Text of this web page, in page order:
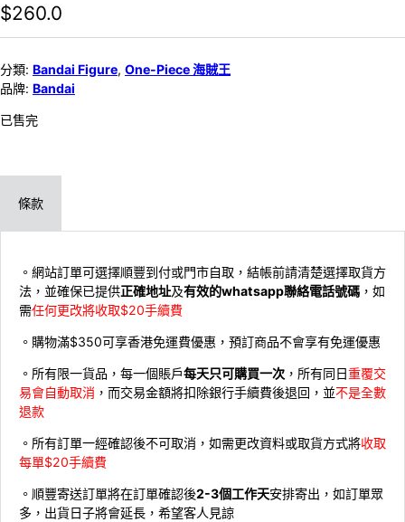
$260.0
分類: Bandai Figure, One-Piece 海賊王
品牌: Bandai
已售完
條款
。網站訂單可選擇順豐到付或門市自取，結帳前請清楚選擇取貨方
法，並確保已提供正確地址及有效的whatsapp聯絡電話號碼 ，如
需任何更改將收取$20手續費
。購物滿$350可享香港免運費優惠，預訂商品不會享有免運優惠
。所有限一貨品，每一個賬戶每天只可購買一次 ，所有同日重覆交
易會自動取消 ，而交易金額將扣除銀行手續費後退回，並不是全數
退款
。所有訂單一經確認後不可取消，如需更改資料或取貨方式將收取
每單$20手續費
。順豐寄送訂單將在訂單確認後2-3個工作天安排寄出，如訂單眾
多，出貨日子將會延長，希望客人見諒